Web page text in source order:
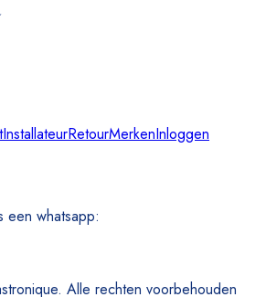
InstallateurRetourMerkenInloggen
een whatsapp:
Alle rechten voorbehouden